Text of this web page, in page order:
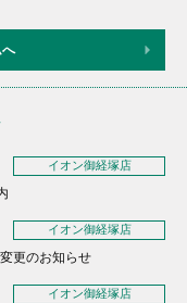
イオン御経塚店
イオン御経塚店
更のお知らせ
イオン御経塚店